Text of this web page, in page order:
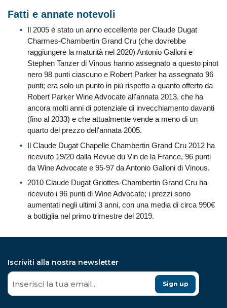
Fatti e annate notevoli
Il 2005 è stato un anno eccellente per Claude Dugat
Charmes-Chambertin Grand Cru (che dovrebbe
raggiungere la maturità nel 2020) Antonio Galloni e
Stephen Tanzer di Vinous hanno assegnato a questo pinot
nero 98 punti ciascuno e Robert Parker ha assegnato 96
punti; era solo un punto in più rispetto a quanto offerto da
Robert Parker Wine Advocate all'annata 2013, che ha
ancora molti anni di potenziale di invecchiamento davanti
(fino al 2033) e che attualmente vende a meno di un
quarto del prezzo dell'annata 2005.
Il Claude Dugat Chapelle Chambertin Grand Cru 2012 ha
ricevuto 19/20 dalla Revue du Vin de la France, 96 punti
da Wine Advocate e 95-97 da Antonio Galloni di Vinous.
2010 Claude Dugat Griottes-Chambertin Grand Cru ha
ricevuto i 96 punti di Wine Advocate; i prezzi sono
aumentati negli ultimi 3 anni, con una media di circa 990€
a bottiglia nel primo trimestre del 2019.
Iscriviti alla nostra newsletter
Sign up